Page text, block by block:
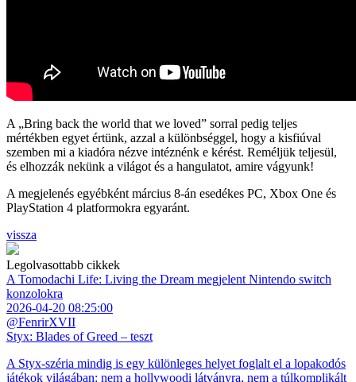
A „Bring back the world that we loved” sorral pedig teljes
mértékben egyet értünk, azzal a különbséggel, hogy a kisfiúval
szemben mi a kiadóra nézve intéznénk e kérést. Reméljük teljesül,
és elhozzák nekünk a világot és a hangulatot, amire vágyunk!
A megjelenés egyébként március 8-án esedékes PC, Xbox One és
PlayStation 4 platformokra egyaránt.
vissza
Legolvasottabb cikkek
A Tomodachi Life: Living the Dream megjelent Nintendo switch
konzolokra
2026-04-20 08:25:00
@FenrirXVII
Styx: Blades of Greed – teszt
A Styx-széria mindig is egy különleges helyet foglalt el a lopakodós
játékok világában: nem a hollywoodi látványra, nem a túlkomplikált